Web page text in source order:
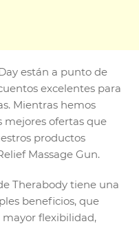
están a punto de
excelentes para
Mientras hemos
mejores ofertas que
productos
Massage Gun.
Therabody tiene una
beneficios, que
flexibilidad,